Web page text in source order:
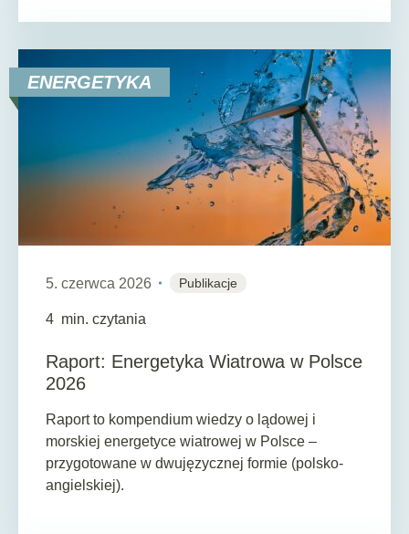
ENERGETYKA
5. czerwca 2026 Publikacje
4 min. czytania
Raport: Energetyka Wiatrowa w Polsce
2026
Raport to kompendium wiedzy o lądowej i
morskiej energetyce wiatrowej w Polsce –
przygotowane w dwujęzycznej formie (polsko-
angielskiej).